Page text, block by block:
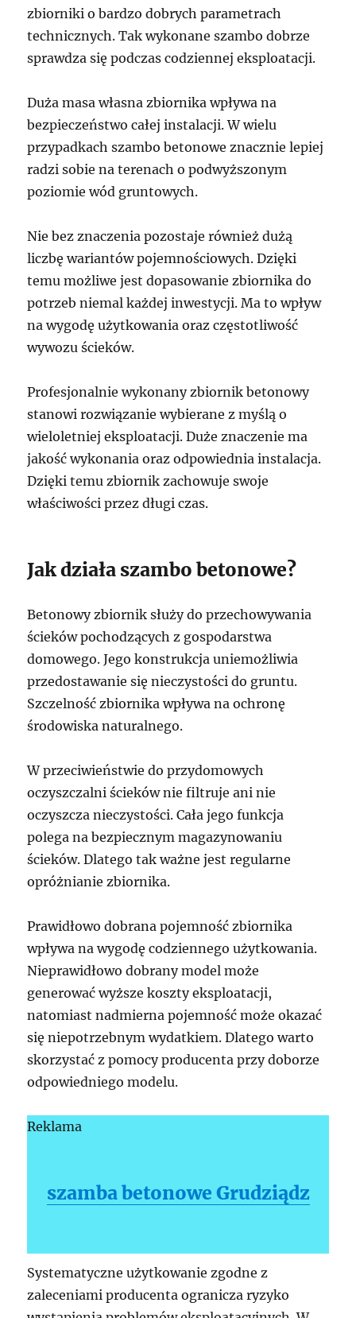
zbiorniki o bardzo dobrych parametrach
technicznych. Tak wykonane szambo dobrze
sprawdza się podczas codziennej eksploatacji.
Duża masa własna zbiornika wpływa na
bezpieczeństwo całej instalacji. W wielu
przypadkach szambo betonowe znacznie lepiej
radzi sobie na terenach o podwyższonym
poziomie wód gruntowych.
Nie bez znaczenia pozostaje również dużą
liczbę wariantów pojemnościowych. Dzięki
temu możliwe jest dopasowanie zbiornika do
potrzeb niemal każdej inwestycji. Ma to wpływ
na wygodę użytkowania oraz częstotliwość
wywozu ścieków.
Profesjonalnie wykonany zbiornik betonowy
stanowi rozwiązanie wybierane z myślą o
wieloletniej eksploatacji. Duże znaczenie ma
jakość wykonania oraz odpowiednia instalacja.
Dzięki temu zbiornik zachowuje swoje
właściwości przez długi czas.
Jak działa szambo betonowe?
Betonowy zbiornik służy do przechowywania
ścieków pochodzących z gospodarstwa
domowego. Jego konstrukcja uniemożliwia
przedostawanie się nieczystości do gruntu.
Szczelność zbiornika wpływa na ochronę
środowiska naturalnego.
W przeciwieństwie do przydomowych
oczyszczalni ścieków nie filtruje ani nie
oczyszcza nieczystości. Cała jego funkcja
polega na bezpiecznym magazynowaniu
ścieków. Dlatego tak ważne jest regularne
opróżnianie zbiornika.
Prawidłowo dobrana pojemność zbiornika
wpływa na wygodę codziennego użytkowania.
Nieprawidłowo dobrany model może
generować wyższe koszty eksploatacji,
natomiast nadmierna pojemność może okazać
się niepotrzebnym wydatkiem. Dlatego warto
skorzystać z pomocy producenta przy doborze
odpowiedniego modelu.
Reklama
szamba betonowe Grudziądz
Systematyczne użytkowanie zgodne z
zaleceniami producenta ogranicza ryzyko